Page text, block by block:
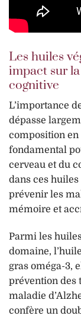
Les huiles
impact sur
cognitive
L’importance
dépasse
composition en
fondamental
cerveau et du
dans ces
prévenir les
mémoire et
Parmi les
domaine,
gras oméga-3,
prévention des
maladie
confère un